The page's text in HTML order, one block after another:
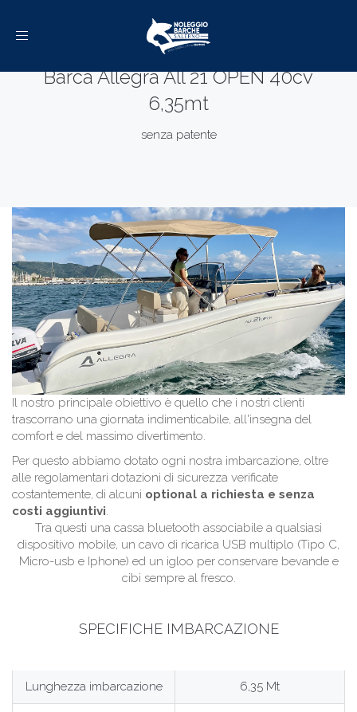
Toggle
Barca Allegra All 21 OPEN 40cv
6,35mt
senza patente
Il nostro principale obiettivo è quello che i nostri clienti
trascorrano una giornata indimenticabile, all'insegna del
comfort e del massimo divertimento.
Per questo abbiamo dotato ogni nostra imbarcazione, oltre
alle regolamentari dotazioni di sicurezza verificate
costantemente, di alcuni optional a richiesta e senza
costi aggiuntivi.
Tra questi una cassa bluetooth associabile a qualsiasi
dispositivo mobile, un cavo di ricarica USB multiplo (Tipo C,
Micro-usb e Iphone) ed un igloo per conservare bevande e
cibi sempre al fresco.
SPECIFICHE IMBARCAZIONE
Lunghezza imbarcazione 6,35 Mt